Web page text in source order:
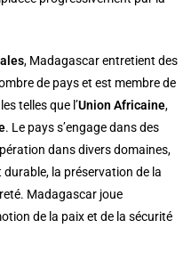
, Madagascar entretient des
de pays et est membre de
telles que l’Union Africaine,
. Le pays s’engage dans des
dans divers domaines,
la préservation de la
Madagascar joue
de la paix et de la sécurité